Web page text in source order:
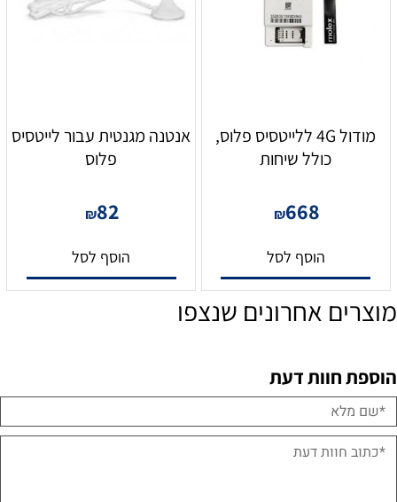
מודול 4G ללייטסיס פלוס,
כולל שיחות
₪668
הוסף לסל
אנטנה מגנטית עבור לייטסיס
פלוס
₪82
הוסף לסל
מוצרים אחרונים שנצפו
הוספת חוות דעת